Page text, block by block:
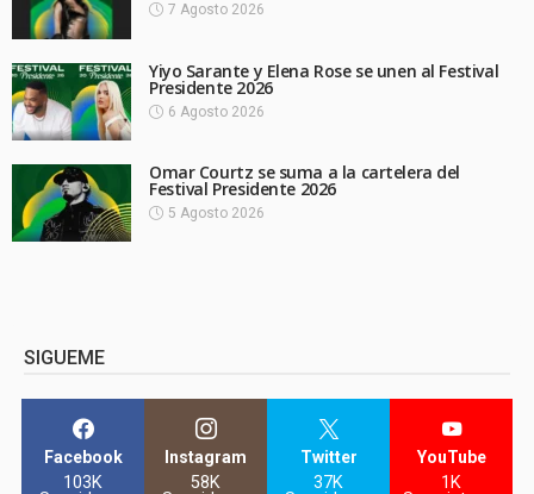
7 Agosto 2026
Yiyo Sarante y Elena Rose se unen al Festival
Presidente 2026
6 Agosto 2026
Omar Courtz se suma a la cartelera del
Festival Presidente 2026
5 Agosto 2026
SIGUEME
Facebook
103K
Instagram
58K
Twitter
37K
YouTube
1K